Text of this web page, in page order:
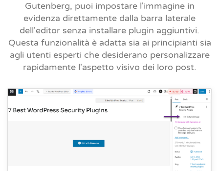
Gutenberg, puoi impostare l'immagine in
evidenza direttamente dalla barra laterale
dell'editor senza installare plugin aggiuntivi.
Questa funzionalità è adatta sia ai principianti sia
agli utenti esperti che desiderano personalizzare
rapidamente l'aspetto visivo dei loro post.